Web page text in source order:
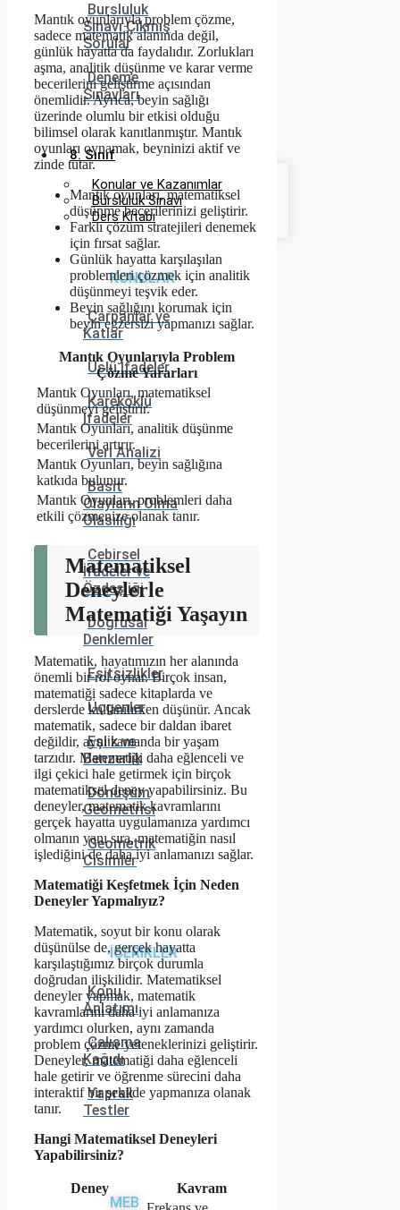
Bursluluk
Sınavı Çıkmış
Sorular
Deneme
Sınavları
8. Sınıf
Konular ve Kazanımlar
Bursluluk Sınavı
Ders Kitabı
KONULAR
Çarpanlar ve
Katlar
Üslü İfadeler
Kareköklü
İfadeler
Veri Analizi
Basit
Olayların Olma
Olasılığı
Cebirsel
İfadeler ve
Özdeşliği
Doğrusal
Denklemler
Eşitsizlikler
Üçgenler
Eşlik ve
Benzerlik
Dönüşüm
Geometrisi
Geometrik
Cisimler
İÇERİKLER
Konu
Anlatımı
Çalışma
Kağıdı
Yaprak
Testler
MEB
Mantık oyunlarıyla problem çözme,
sadece matematik alanında değil,
günlük hayatta da faydalıdır. Zorlukları
aşma, analitik düşünme ve karar verme
becerilerini geliştirme açısından
önemlidir. Ayrıca, beyin sağlığı
üzerinde olumlu bir etkisi olduğu
bilimsel olarak kanıtlanmıştır. Mantık
oyunları oynamak, beyninizi aktif ve
zinde tutar.
Mantık oyunları, matematiksel
düşünme becerilerinizi geliştirir.
Farklı çözüm stratejileri denemek
için fırsat sağlar.
Günlük hayatta karşılaşılan
problemleri çözmek için analitik
düşünmeyi teşvik eder.
Beyin sağlığını korumak için
beyin egzersizi yapmanızı sağlar.
Mantık Oyunlarıyla Problem
Çözme Yararları
Mantık Oyunları, matematiksel
düşünmeyi geliştirir.
Mantık Oyunları, analitik düşünme
becerilerini artırır.
Mantık Oyunları, beyin sağlığına
katkıda bulunur.
Mantık Oyunları, problemleri daha
etkili çözmenize olanak tanır.
Matematiksel
Deneylerle
Matematiği Yaşayın
Matematik, hayatımızın her alanında
önemli bir rol oynar. Birçok insan,
matematiği sadece kitaplarda ve
derslerde kullanılırken düşünür. Ancak
matematik, sadece bir daldan ibaret
değildir, aynı zamanda bir yaşam
tarzıdır. Matematiği daha eğlenceli ve
ilgi çekici hale getirmek için birçok
matematiksel deney yapabilirsiniz. Bu
deneyler, matematik kavramlarını
gerçek hayatta uygulamanıza yardımcı
olmanın yanı sıra, matematiğin nasıl
işlediğini de daha iyi anlamanızı sağlar.
Matematiği Keşfetmek İçin Neden
Deneyler Yapmalıyız?
Matematik, soyut bir konu olarak
düşünülse de, gerçek hayatta
karşılaştığımız birçok durumla
doğrudan ilişkilidir. Matematiksel
deneyler yapmak, matematik
kavramlarını daha iyi anlamanıza
yardımcı olurken, aynı zamanda
problem çözme yeteneklerinizi geliştirir.
Deneyler, matematiği daha eğlenceli
hale getirir ve öğrenme sürecini daha
interaktif bir şekilde yapmanıza olanak
tanır.
Hangi Matematiksel Deneyleri
Yapabilirsiniz?
Deney
Kavram